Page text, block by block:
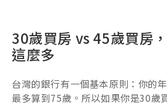
30歲買房 vs 45歲買房
這麼多
台灣的銀行有一個基本原則：你的
最多算到75歲。所以如果你是30歲